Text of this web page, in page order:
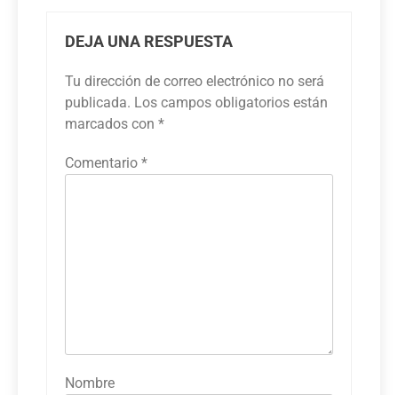
DEJA UNA RESPUESTA
Tu dirección de correo electrónico no será
publicada. Los campos obligatorios están
marcados con *
Comentario *
Nombre